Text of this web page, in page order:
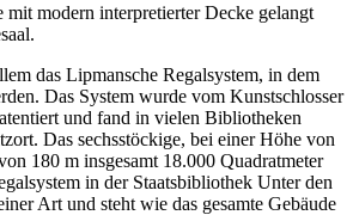
mit modern interpretierter Decke gelangt
das Lipmansche Regalsystem, in dem
Das System wurde vom Kunstschlosser
und fand in vielen Bibliotheken
Das sechsstöckige, bei einer Höhe von
180 m insgesamt 18.000 Quadratmeter
in der Staatsbibliothek Unter den
Art und steht wie das gesamte Gebäude